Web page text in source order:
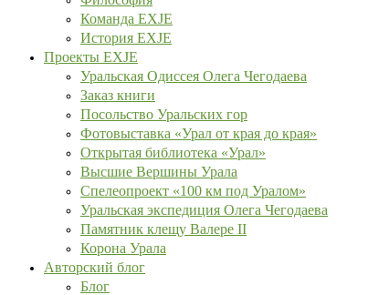
Команда EXJE
История EXJE
Проекты EXJE
Уральская Одиссея Олега Чегодаева
Заказ книги
Посольство Уральских гор
Фотовыставка «Урал от края до края»
Открытая библиотека «Урал»
Высшие Вершины Урала
Спелеопроект «100 км под Уралом»
Уральская экспедиция Олега Чегодаева
Памятник клещу Валере II
Корона Урала
Авторский блог
Блог